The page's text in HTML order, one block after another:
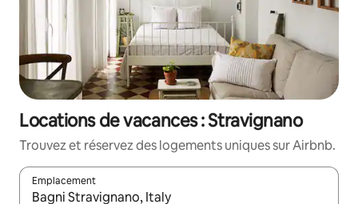
Locations de vacances : Stravignano
Trouvez et réservez des logements uniques sur Airbnb.
Emplacement
Quand les résultats sont affichés, parcourez-les en utilisant